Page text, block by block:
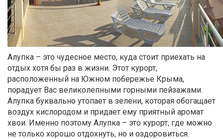
Алупка – это чудесное место, куда стоит приехать на
отдых хотя бы раз в жизни. Этот курорт,
расположенный на Южном побережье Крыма,
порадует Вас великолепными горными пейзажами.
Алупка буквально утопает в зелени, которая обогащает
воздух кислородом и придает ему приятный аромат
хвои. Именно поэтому Алупка – это курорт, где можно
не только хорошо отдохнуть, но и оздоровиться.